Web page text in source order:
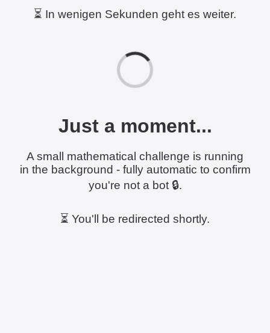
⏳ In wenigen Sekunden geht es weiter.
Just a moment...
A small mathematical challenge is running
in the background - fully automatic to confirm
you're not a bot 🔒.
⏳ You'll be redirected shortly.